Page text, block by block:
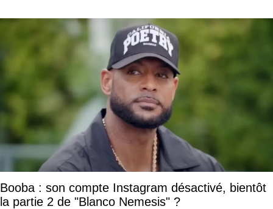
Booba : son compte Instagram désactivé, bientôt
la partie 2 de "Blanco Nemesis" ?